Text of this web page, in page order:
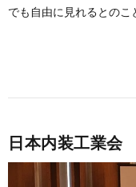
でも自由に見れるとの
日本内装工業会